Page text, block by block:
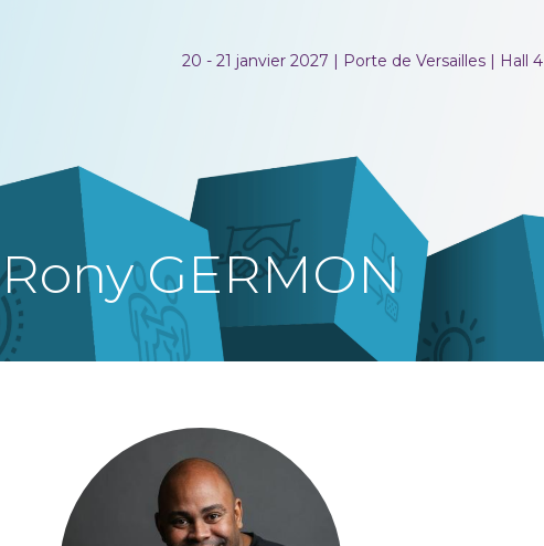
20 - 21 janvier 2027 | Porte de Versailles | Hall 4
Rony GERMON